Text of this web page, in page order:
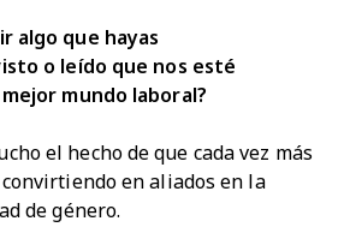
algo que hayas
o leído que nos esté
mejor mundo laboral?
el hecho de que cada vez más
en aliados en la
de género.